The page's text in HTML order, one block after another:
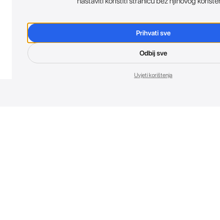
Prihvati sve
Odbij sve
Uvjeti korištenja